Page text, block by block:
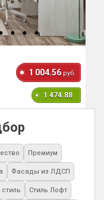
1 004.56 руб.
1 474.88
Премиум
Фасады из ЛДСП
Стиль Лофт